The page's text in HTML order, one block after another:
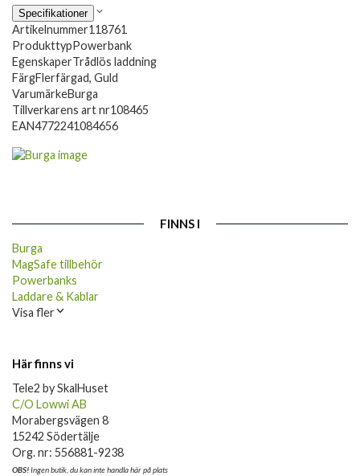
Specifikationer
Artikelnummer118761
ProdukttypPowerbank
EgenskaperTrådlös laddning
FärgFlerfärgad, Guld
VarumärkeBurga
Tillverkarens art nr108465
EAN4772241084656
FINNS I
Burga
MagSafe tillbehör
Powerbanks
Laddare & Kablar
Visa fler
Här finns vi
Tele2 by SkalHuset
C/O Lowwi AB
Morabergsvägen 8
15242 Södertälje
Org. nr: 556881-9238
OBS!Ingen butik, du kan inte handla här på plats